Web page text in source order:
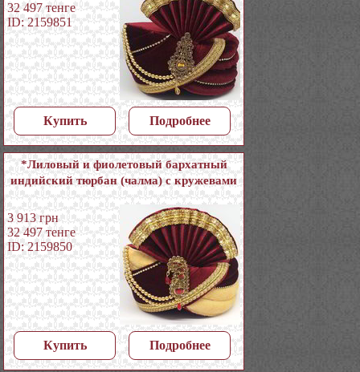
32 497 тенге
ID: 2159851
Купить Подробнее
*Лиловый и фиолетовый бархатный
индийский тюрбан (чалма) с кружевами
3 913 грн
32 497 тенге
ID: 2159850
Купить Подробнее